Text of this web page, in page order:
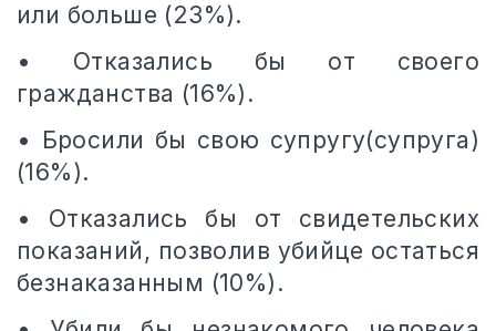
или больше (23%).
• Отказались бы от своего
гражданства (16%).
• Бросили бы свою супругу(супруга)
(16%).
• Отказались бы от свидетельских
показаний, позволив убийце остаться
безнаказанным (10%).